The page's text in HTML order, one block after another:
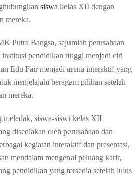
siswa kelas XII dengan
mereka.
Putra Bangsa, sejumlah perusahaan
institusi pendidikan tinggi menjadi ciri
Edu Fair menjadi arena interaktif yang
menjelajahi beragam pilihan setelah
mereka.
meledak, siswa-siswi kelas XII
disediakan oleh perusahaan dan
kegiatan interaktif dan presentasi,
mendalam mengenai peluang karir,
pendidikan yang tersedia setelah lulus